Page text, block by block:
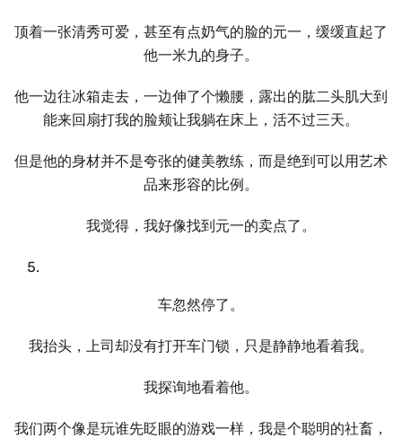
顶着⼀张清秀可爱，甚至有点奶气的脸的元⼀，缓缓直起了
他⼀米九的身子。
他⼀边往冰箱走去，⼀边伸了个懒腰，露出的肱二头肌⼤到
能来回扇打我的脸颊让我躺在床上，活不过三天。
但是他的身材并不是夸张的健美教练，而是绝到可以用艺术
品来形容的比例。
我觉得，我好像找到元⼀的卖点了。
车忽然停了。
我抬头，上司却没有打开车门锁，只是静静地看着我。
我探询地看着他。
我们两个像是玩谁先眨眼的游戏⼀样，我是个聪明的社畜，